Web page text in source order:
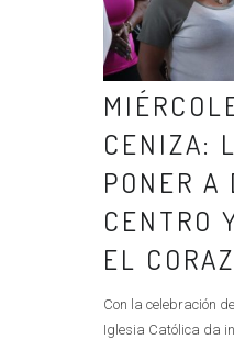
CENIZA:
PONER A
CENTRO
EL
Con la celebración
Iglesia Católica da